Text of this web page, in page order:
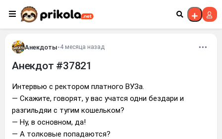
Перейти к контенту
Анекдоты•4 месяца назад
Анекдот #37821
Интервью с ректором платного ВУЗа.
— Скажите, говорят, у вас учатся одни бездари и
разгильдяи с тугим кошельком?
— Ну, в основном, да!
— А толковые попадаются?